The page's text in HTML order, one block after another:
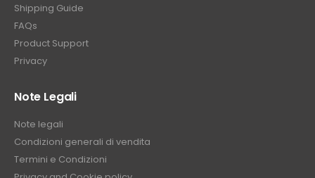
Shipping Guide
FAQs
Product Support
Privacy
Note Legali
Note legali
Condizioni generali di vendita
Termini e Condizioni